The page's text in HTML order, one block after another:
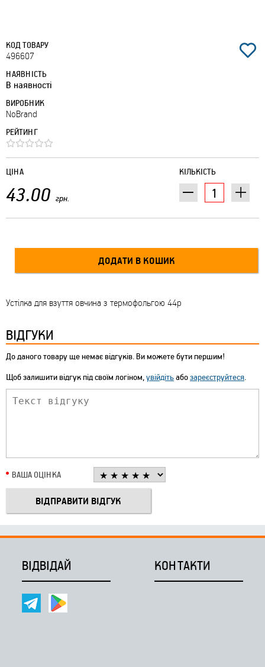
КОД ТОВАРУ
496607
НАЯВНІСТЬ
В наявності
ВИРОБНИК
NoBrand
РЕЙТИНГ
КІЛЬКІСТЬ
ЦІНА
43.00 грн.
Устілка для взуття овчина з термофольгою 44р
ВІДГУКИ
До даного товару ще немає відгуків. Ви можете бути першим!
Щоб залишити відгук під своїм логіном,увійдітьабозареєструйтеся.
ВАША ОЦІНКА
ВІДВІДАЙ КОНТАКТИ